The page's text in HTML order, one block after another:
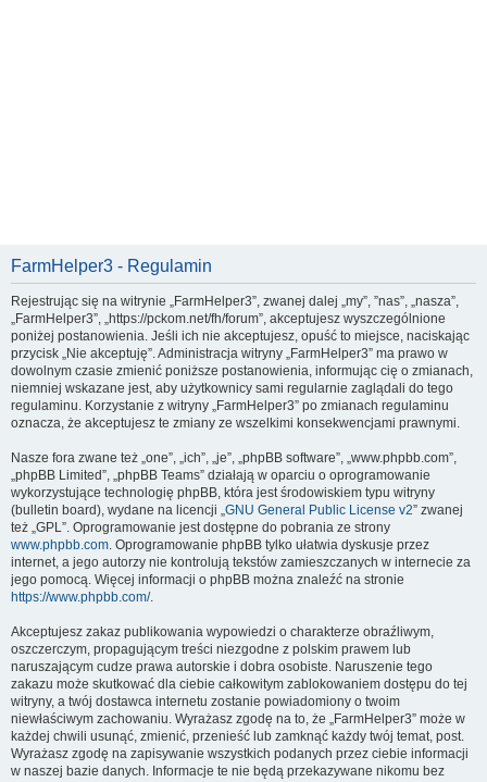
FarmHelper3 - Regulamin
Rejestrując się na witrynie „FarmHelper3”, zwanej dalej „my”, ”nas”, „nasza”,
„FarmHelper3”, „https://pckom.net/fh/forum”, akceptujesz wyszczególnione
poniżej postanowienia. Jeśli ich nie akceptujesz, opuść to miejsce, naciskając
przycisk „Nie akceptuję”. Administracja witryny „FarmHelper3” ma prawo w
dowolnym czasie zmienić poniższe postanowienia, informując cię o zmianach,
niemniej wskazane jest, aby użytkownicy sami regularnie zaglądali do tego
regulaminu. Korzystanie z witryny „FarmHelper3” po zmianach regulaminu
oznacza, że akceptujesz te zmiany ze wszelkimi konsekwencjami prawnymi.
Nasze fora zwane też „one”, „ich”, „je”, „phpBB software”, „www.phpbb.com”,
„phpBB Limited”, „phpBB Teams” działają w oparciu o oprogramowanie
wykorzystujące technologię phpBB, która jest środowiskiem typu witryny
(bulletin board), wydane na licencji „GNU General Public License v2” zwanej
też „GPL”. Oprogramowanie jest dostępne do pobrania ze strony
www.phpbb.com. Oprogramowanie phpBB tylko ułatwia dyskusje przez
internet, a jego autorzy nie kontrolują tekstów zamieszczanych w internecie za
jego pomocą. Więcej informacji o phpBB można znaleźć na stronie
https://www.phpbb.com/.
Akceptujesz zakaz publikowania wypowiedzi o charakterze obraźliwym,
oszczerczym, propagującym treści niezgodne z polskim prawem lub
naruszającym cudze prawa autorskie i dobra osobiste. Naruszenie tego
zakazu może skutkować dla ciebie całkowitym zablokowaniem dostępu do tej
witryny, a twój dostawca internetu zostanie powiadomiony o twoim
niewłaściwym zachowaniu. Wyrażasz zgodę na to, że „FarmHelper3” może w
każdej chwili usunąć, zmienić, przenieść lub zamknąć każdy twój temat, post.
Wyrażasz zgodę na zapisywanie wszystkich podanych przez ciebie informacji
w naszej bazie danych. Informacje te nie będą przekazywane nikomu bez